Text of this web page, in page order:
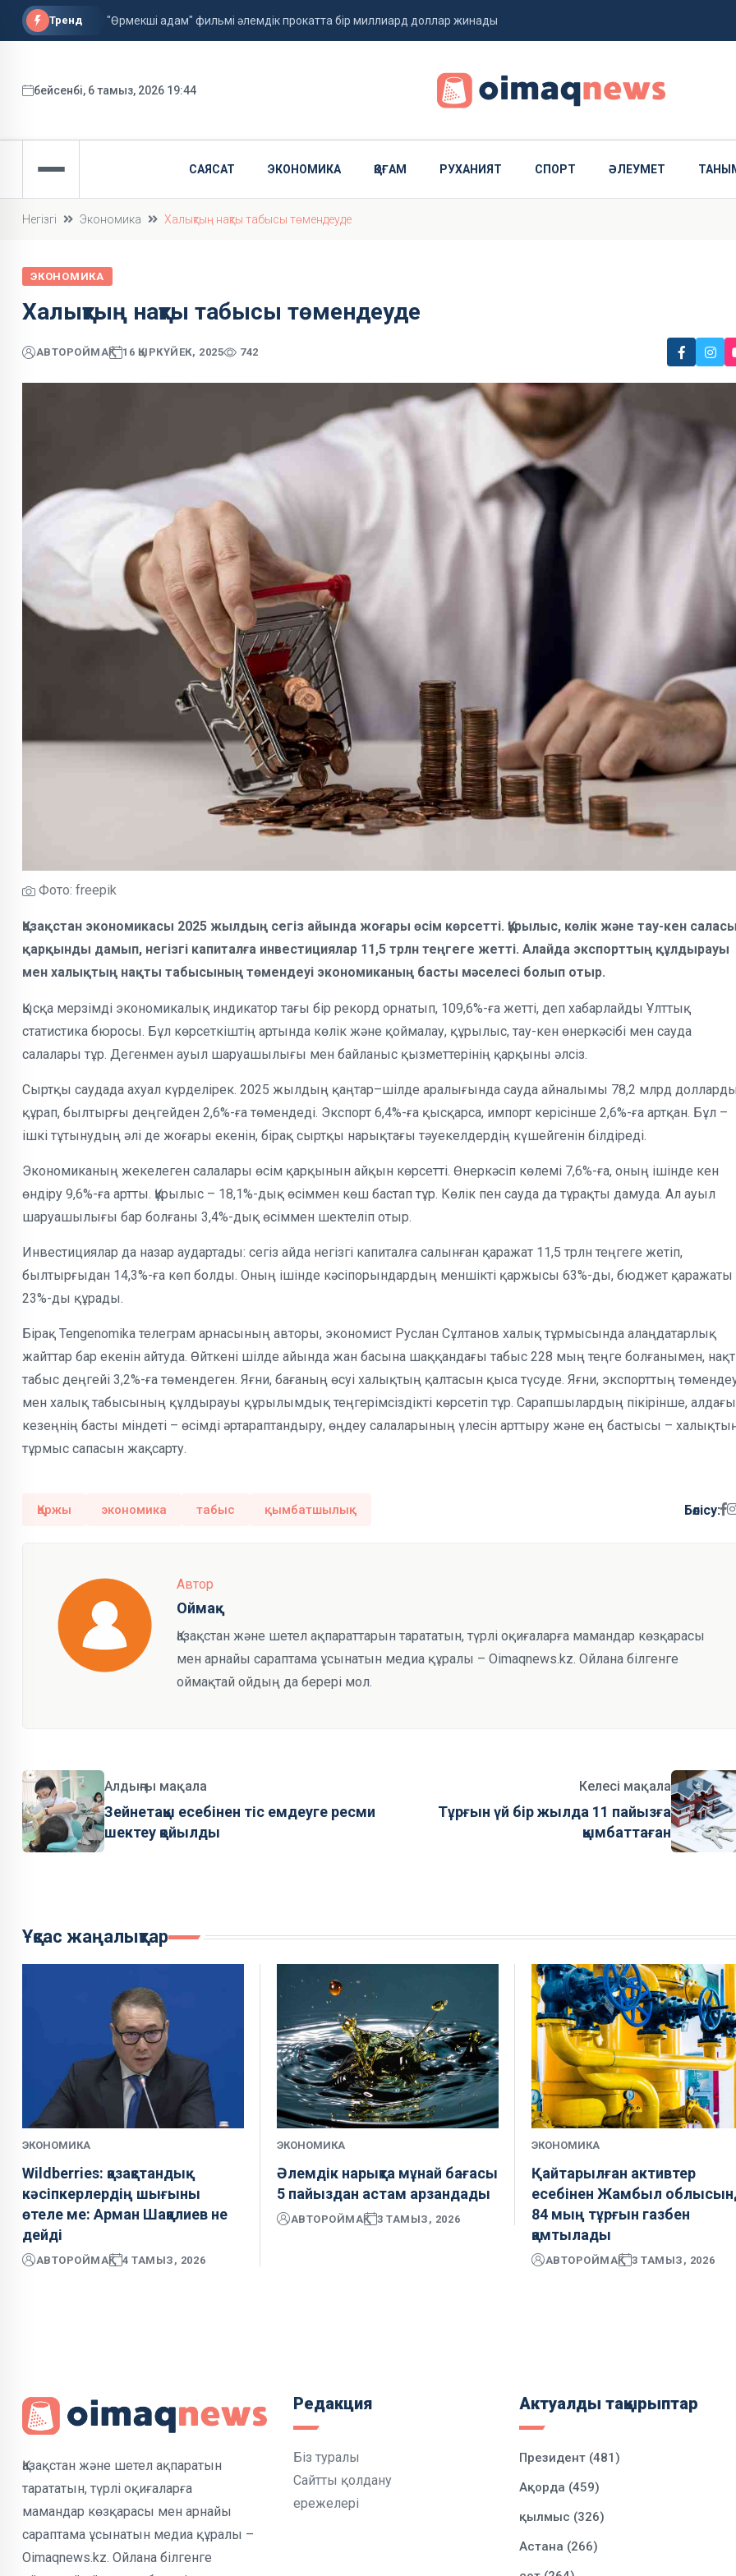
Тренд "Өрмекші адам" фильмі әлемдік прокатта бір миллиард доллар жинады
ФИФА басшысы қызметін сақтап қалды
бейсенбі, 6 тамыз, 2026 19:44
САЯСАТ ЭКОНОМИКА ҚОҒАМ РУХАНИЯТ СПОРТ ӘЛЕУМЕТ
Негізгі Экономика Халықтың нақты табысы төмендеуде
ЭКОНОМИКА
Халықтың нақты табысы төмендеуде
АВТОРОЙМАҚ 16 ҚЫРКҮЙЕК, 2025 742
Фото: freepik
Қазақстан экономикасы 2025 жылдың сегіз айында жоғары өсім көрсетті. Құрылыс, көлік және тау-кен
қарқынды дамып, негізгі капиталға инвестициялар 11,5 трлн теңгеге жетті. Алайда экспорттың құлдырауы
мен халықтың нақты табысының төмендеуі экономиканың басты мәселесі болып отыр.
Қысқа мерзімді экономикалық индикатор тағы бір рекорд орнатып, 109,6%-ға жетті, деп хабарлайды Ұлттық
статистика бюросы. Бұл көрсеткіштің артында көлік және қоймалау, құрылыс, тау-кен өнеркәсібі мен сауда
салалары тұр. Дегенмен ауыл шаруашылығы мен байланыс қызметтерінің қарқыны әлсіз.
Сыртқы саудада ахуал күрделірек. 2025 жылдың қаңтар–шілде аралығында сауда айналымы 78,2 млрд
құрап, былтырғы деңгейден 2,6%-ға төмендеді. Экспорт 6,4%-ға қысқарса, импорт керісінше 2,6%-ға артқан. Бұл –
ішкі тұтынудың әлі де жоғары екенін, бірақ сыртқы нарықтағы тәуекелдердің күшейгенін білдіреді.
Экономиканың жекелеген салалары өсім қарқынын айқын көрсетті. Өнеркәсіп көлемі 7,6%-ға, оның ішінде кен
өндіру 9,6%-ға артты. Құрылыс – 18,1%-дық өсіммен көш бастап тұр. Көлік пен сауда да тұрақты дамуда. Ал ауыл
шаруашылығы бар болғаны 3,4%-дық өсіммен шектеліп отыр.
Инвестициялар да назар аудартады: сегіз айда негізгі капиталға салынған қаражат 11,5 трлн теңгеге жетіп,
былтырғыдан 14,3%-ға көп болды. Оның ішінде кәсіпорындардың меншікті қаржысы 63%-ды, бюджет қаражаты
23%-ды құрады.
Бірақ Tengenomika телеграм арнасының авторы, экономист Руслан Сұлтанов халық тұрмысында алаңдатарлық
жайттар бар екенін айтуда. Өйткені шілде айында жан басына шаққандағы табыс 228 мың теңге болғанымен,
табыс деңгейі 3,2%-ға төмендеген. Яғни, бағаның өсуі халықтың қалтасын қыса түсуде. Яғни, экспорттың
мен халық табысының құлдырауы құрылымдық теңгерімсіздікті көрсетіп тұр. Сарапшылардың пікірінше, алдағы
кезеңнің басты міндеті – өсімді әртараптандыру, өңдеу салаларының үлесін арттыру және ең бастысы –
тұрмыс сапасын жақсарту.
Қаржы экономика табыс қымбатшылық Бөлісу:
Автор
Оймақ
Қазақстан және шетел ақпараттарын тарататын, түрлі оқиғаларға мамандар көзқарасы
мен арнайы сараптама ұсынатын медиа құралы – Oimaqnews.kz. Ойлана білгенге
оймақтай ойдың да берері мол.
Алдыңғы мақала
Зейнетақы есебінен тіс емдеуге ресми
шектеу қойылды
Келесі мақала
Тұрғын үй бір жылда 11 пайызға
қымбаттаған
Ұқсас жаңалықтар
ЭКОНОМИКА
Wildberries: қазақстандық
кәсіпкерлердің шығыны
өтеле ме: Арман Шаққалиев не
дейді
АВТОРОЙМАҚ 4 ТАМЫЗ, 2026
ЭКОНОМИКА
Әлемдік нарықта мұнай бағасы
5 пайыздан астам арзандады
АВТОРОЙМАҚ 3 ТАМЫЗ, 2026
ЭКОНОМИКА
Қайтарылған активтер
есебінен Жамбыл
84 мың тұрғын газбен
қамтылады
АВТОРОЙМАҚ 3 ТАМЫЗ, 2026
Қазақстан және шетел ақпаратын
тарататын, түрлі оқиғаларға
мамандар көзқарасы мен арнайы
сараптама ұсынатын медиа құралы –
Oimaqnews.kz. Ойлана білгенге
Редакция
Біз туралы
Сайтты қолдану
ережелері
Актуалды тақырыптар
Президент (481)
Ақорда (459)
қылмыс (326)
Астана (266)